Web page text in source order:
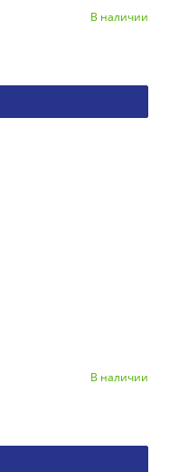
В наличии
В наличии